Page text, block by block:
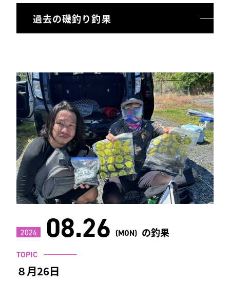
過去の磯釣り釣果
2024 08.26 (MON) の釣果
TOPIC
８月26日